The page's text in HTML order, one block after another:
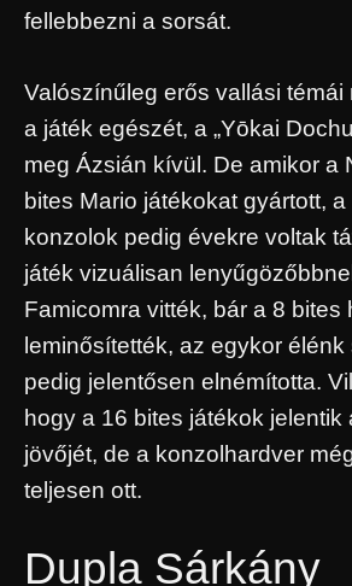
fellebbezni a sorsát.
Valószínűleg erős vallási témái
a játék egészét, a „Yōkai
meg Ázsián kívül. De amikor a
bites Mario játékokat gyártott, a
konzolok pedig évekre voltak
játék vizuálisan
Famicomra vitték, bár a 8 bites
leminősítették, az egykor
pedig jelentősen elnémította.
hogy a 16 bites játékok jelentik
jövőjét, de a konzolhardver
teljesen ott.
Dupla Sárkány